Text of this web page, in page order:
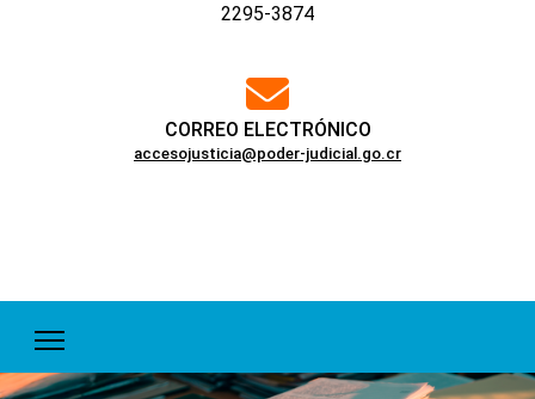
2295-3874
far
envelope
CORREO ELECTRÓNICO
accesojusticia@poder-judicial.go.cr